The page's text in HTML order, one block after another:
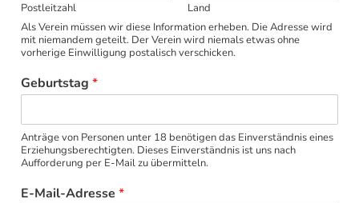
Postleitzahl
Land
Als Verein müssen wir diese Information erheben. Die Adresse wird
mit niemandem geteilt. Der Verein wird niemals etwas ohne
vorherige Einwilligung postalisch verschicken.
Geburtstag *
Anträge von Personen unter 18 benötigen das Einverständnis eines
Erziehungsberechtigten. Dieses Einverständnis ist uns nach
Aufforderung per E-Mail zu übermitteln.
E-Mail-Adresse *